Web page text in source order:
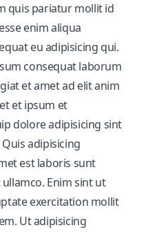
quis pariatur mollit id
enim aliqua
eu adipisicing qui.
consequat laborum
et amet ad elit anim
et ipsum et
dolore adipisicing sint
adipisicing
est laboris sunt
Enim sint ut
exercitation mollit
Ut adipisicing